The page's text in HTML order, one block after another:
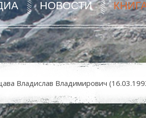
НОВОСТИ
Владислав Владимирович